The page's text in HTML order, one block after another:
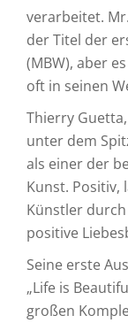
verarbeitet.
der Titel der
(MBW), aber
oft in seinen
Thierry
unter dem
als einer der
Kunst.
Künstler
positive
Seine erste
„Life is
großen